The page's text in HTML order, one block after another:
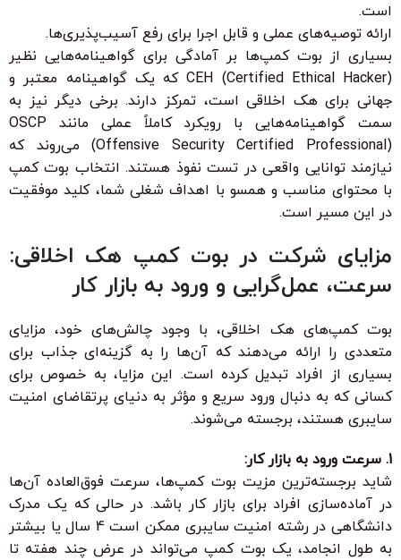
است.
ارائه توصیه‌های عملی و قابل اجرا برای رفع آسیب‌پذیری‌ها.
بسیاری از بوت کمپ‌ها بر آمادگی برای گواهینامه‌هایی نظیر
CEH (Certified Ethical Hacker) که یک گواهینامه معتبر و
جهانی برای هک اخلاقی است، تمرکز دارند. برخی دیگر نیز به
سمت گواهینامه‌هایی با رویکرد کاملاً عملی مانند OSCP
(Offensive Security Certified Professional) می‌روند که
نیازمند توانایی واقعی در تست نفوذ هستند. انتخاب بوت کمپ
با محتوای مناسب و همسو با اهداف شغلی شما، کلید موفقیت
در این مسیر است.
مزایای شرکت در بوت کمپ هک اخلاقی:
سرعت، عمل‌گرایی و ورود به بازار کار
بوت کمپ‌های هک اخلاقی، با وجود چالش‌های خود، مزایای
متعددی را ارائه می‌دهند که آن‌ها را به گزینه‌ای جذاب برای
بسیاری از افراد تبدیل کرده است. این مزایا، به خصوص برای
کسانی که به دنبال ورود سریع و مؤثر به دنیای پرتقاضای امنیت
سایبری هستند، برجسته می‌شوند.
1. سرعت ورود به بازار کار:
شاید برجسته‌ترین مزیت بوت کمپ‌ها، سرعت فوق‌العاده آن‌ها
در آماده‌سازی افراد برای بازار کار باشد. در حالی که یک مدرک
دانشگاهی در رشته امنیت سایبری ممکن است 4 سال یا بیشتر
به طول انجامد، یک بوت کمپ می‌تواند در عرض چند هفته تا